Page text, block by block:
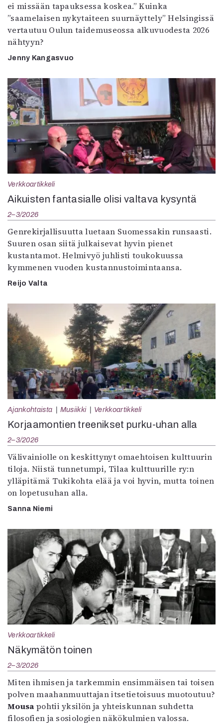
ei missään tapauksessa koskea.” Kuinka
”saamelaisen nykytaiteen suurnäyttely” Helsingissä
vertautuu Oulun taidemuseossa alkuvuodesta 2026
nähtyyn?
Jenny Kangasvuo
Verkkoartikkeli
Aikuisten fantasialle olisi valtava kysyntä
2–3/2026
Genrekirjallisuutta luetaan Suomessakin runsaasti.
Suuren osan siitä julkaisevat hyvin pienet
kustantamot. Helmivyö juhlisti toukokuussa
kymmenen vuoden kustannustoimintaansa.
Reijo Valta
Ajankohtaista Musiikki Verkkoartikkeli
Korjaamontien treenikset purku-uhan alla
2–3/2026
Välivainiolle on keskittynyt omaehtoisen kulttuurin
tiloja. Niistä tunnetumpi, Tilaa kulttuurille ry:n
ylläpitämä Tukikohta elää ja voi hyvin, mutta toinen
on lopetusuhan alla.
Sanna Niemi
Verkkoartikkeli
Näkymätön toinen
2–3/2026
Miten ihmisen ja tarkemmin ensimmäisen tai toisen
polven maahanmuuttajan itsetietoisuus muotoutuu?
Mousa pohtii yksilön ja yhteiskunnan suhdetta
filosofien ja sosiologien näkökulmien valossa.